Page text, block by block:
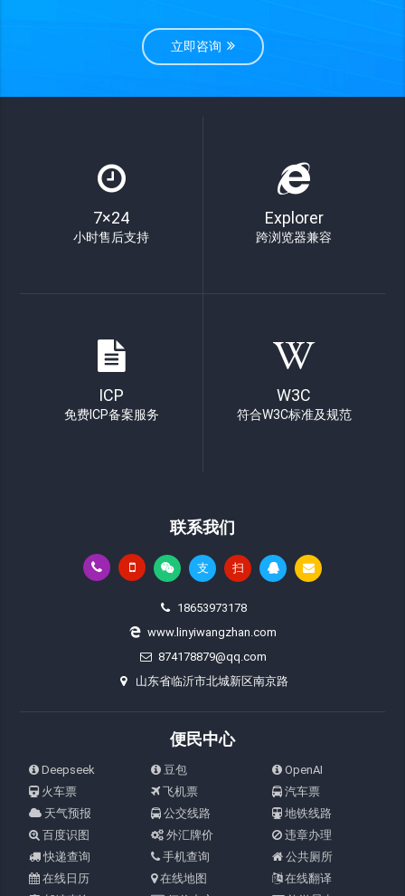
立即咨询
7×24
小时售后支持
Explorer
跨浏览器兼容
ICP
免费ICP备案服务
W3C
符合W3C标准及规范
联系我们
支 扫
18653973178
www.linyiwangzhan.com
874178879@qq.com
山东省临沂市北城新区南京路
便民中心
Deepseek 豆包
OpenAI
火车票
飞机票
汽车票
天气预报
公交线路
地铁线路
百度识图
外汇牌价
违章办理
快递查询
手机查询
公共厕所
在线日历
在线地图
在线翻译